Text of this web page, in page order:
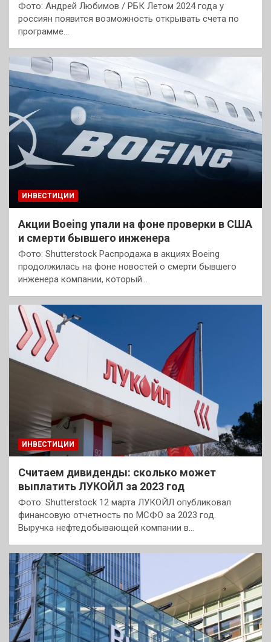
Фото: Андрей Любимов / РБК Летом 2024 года у
россиян появится возможность открывать счета по
программе…
ИНВЕСТИЦИИ
Акции Boeing упали на фоне проверки в США
и смерти бывшего инженера
Фото: Shutterstock Распродажа в акциях Boeing
продолжилась на фоне новостей о смерти бывшего
инженера компании, который…
ИНВЕСТИЦИИ
Считаем дивиденды: сколько может
выплатить ЛУКОЙЛ за 2023 год
Фото: Shutterstock 12 марта ЛУКОЙЛ опубликовал
финансовую отчетность по МСФО за 2023 год.
Выручка нефтедобывающей компании в…